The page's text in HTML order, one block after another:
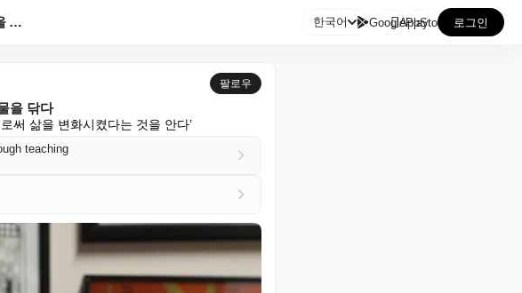
감정에 북받친 닐 키녹, 가르침을 통해 삶을 변화시킨 ... 한국어 GooglePlay
AppStore 로그인
팔로우
을 닦다
써 삶을 변화시켰다는 것을 안다’
teaching